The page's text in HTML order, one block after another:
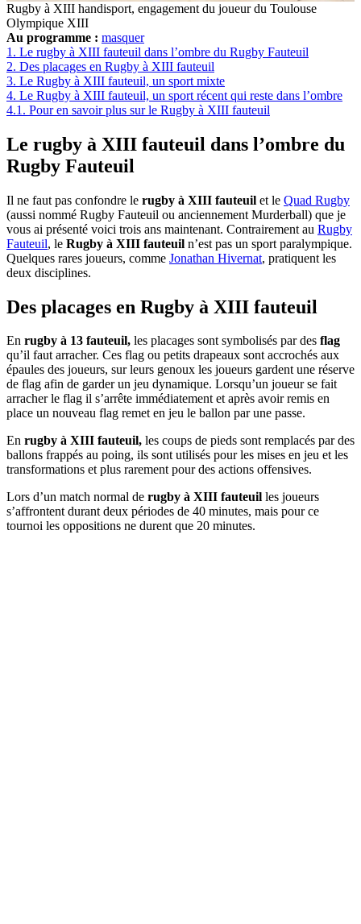
Rugby à XIII handisport, engagement du joueur du Toulouse
Olympique XIII
Au programme : masquer
1. Le rugby à XIII fauteuil dans l’ombre du Rugby Fauteuil
2. Des placages en Rugby à XIII fauteuil
3. Le Rugby à XIII fauteuil, un sport mixte
4. Le Rugby à XIII fauteuil, un sport récent qui reste dans l’ombre
4.1. Pour en savoir plus sur le Rugby à XIII fauteuil
Le rugby à XIII fauteuil dans l’ombre du
Rugby Fauteuil
Il ne faut pas confondre le rugby à XIII fauteuil et le Quad Rugby
(aussi nommé Rugby Fauteuil ou anciennement Murderball) que je
vous ai présenté voici trois ans maintenant. Contrairement au Rugby
Fauteuil, le Rugby à XIII fauteuil n’est pas un sport paralympique.
Quelques rares joueurs, comme Jonathan Hivernat, pratiquent les
deux disciplines.
Des placages en Rugby à XIII fauteuil
En rugby à 13 fauteuil, les placages sont symbolisés par des flag
qu’il faut arracher. Ces flag ou petits drapeaux sont accrochés aux
épaules des joueurs, sur leurs genoux les joueurs gardent une réserve
de flag afin de garder un jeu dynamique. Lorsqu’un joueur se fait
arracher le flag il s’arrête immédiatement et après avoir remis en
place un nouveau flag remet en jeu le ballon par une passe.
En rugby à XIII fauteuil, les coups de pieds sont remplacés par des
ballons frappés au poing, ils sont utilisés pour les mises en jeu et les
transformations et plus rarement pour des actions offensives.
Lors d’un match normal de rugby à XIII fauteuil les joueurs
s’affrontent durant deux périodes de 40 minutes, mais pour ce
tournoi les oppositions ne durent que 20 minutes.